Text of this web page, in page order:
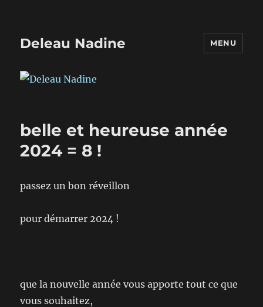
Deleau Nadine MENU
belle et heureuse année
2024 = 8 !
passez un bon réveillon
pour démarrer 2024 !
que la nouvelle année vous apporte tout ce que
vous souhaitez,